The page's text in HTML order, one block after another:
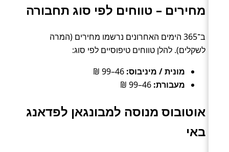
מחירים – טווחים לפי סוג תחבורה
ב־365 הימים האחרונים נרשמו מחירים (המרה
לשקלים). להלן טווחים טיפוסיים לפי סוג:
מונית / מיניבוס:
מעבורת:
אוטובוס מנוסה למבונגאן לפדאנג
באי